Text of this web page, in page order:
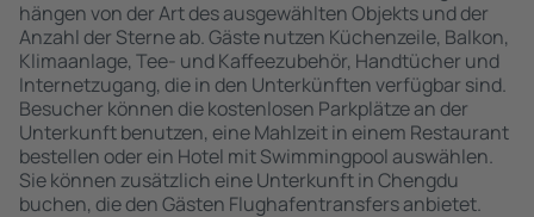
hängen von der Art des ausgewählten Objekts und der
Anzahl der Sterne ab. Gäste nutzen Küchenzeile, Balkon,
Klimaanlage, Tee- und Kaffeezubehör, Handtücher und
Internetzugang, die in den Unterkünften verfügbar sind.
Besucher können die kostenlosen Parkplätze an der
Unterkunft benutzen, eine Mahlzeit in einem Restaurant
bestellen oder ein Hotel mit Swimmingpool auswählen.
Sie können zusätzlich eine Unterkunft in Chengdu
buchen, die den Gästen Flughafentransfers anbietet.